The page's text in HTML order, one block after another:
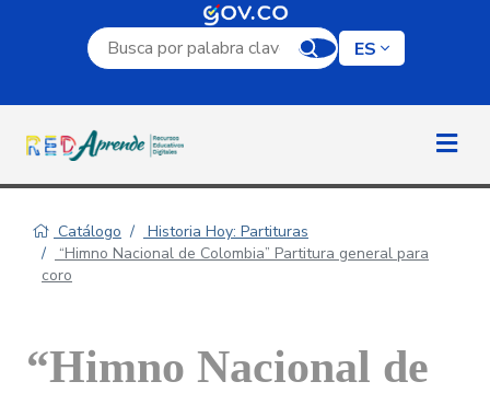
Campo de búsqueda por palabra clave
ES
Catálogo
Historia Hoy: Partituras
“Himno Nacional de Colombia” Partitura general para
coro
“Himno Nacional de